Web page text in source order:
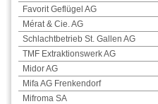
Favorit Geflügel AG
Mérat & Cie. AG
Schlachtbetrieb St. Gallen AG
TMF Extraktionswerk AG
Midor AG
Mifa AG Frenkendorf
Mifroma SA